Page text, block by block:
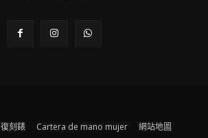
復刻錶 Cartera de mano mujer 網站地圖